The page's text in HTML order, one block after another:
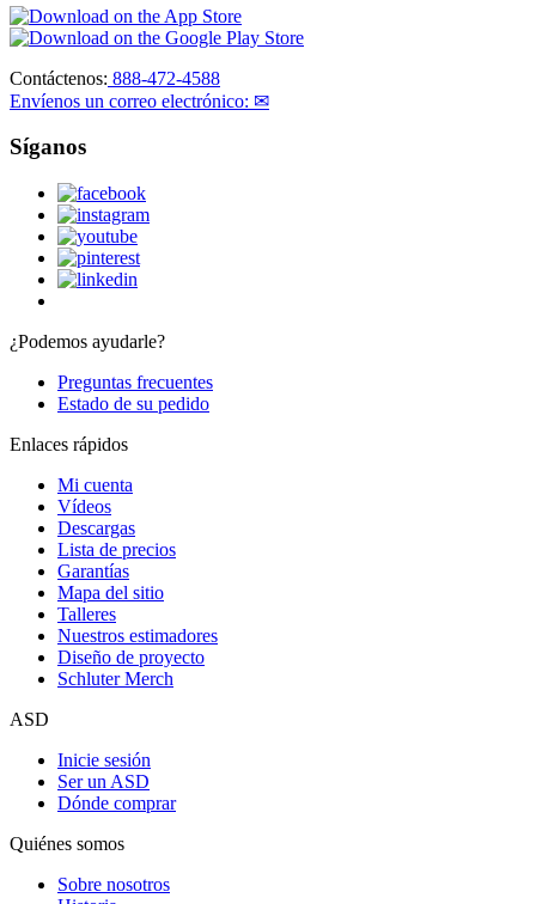
Contáctenos: 888-472-4588
Envíenos un correo electrónico: ✉
Síganos
¿Podemos ayudarle?
Preguntas frecuentes
Estado de su pedido
Enlaces rápidos
Mi cuenta
Vídeos
Descargas
Lista de precios
Garantías
Mapa del sitio
Talleres
Nuestros estimadores
Diseño de proyecto
Schluter Merch
ASD
Inicie sesión
Ser un ASD
Dónde comprar
Quiénes somos
Sobre nosotros